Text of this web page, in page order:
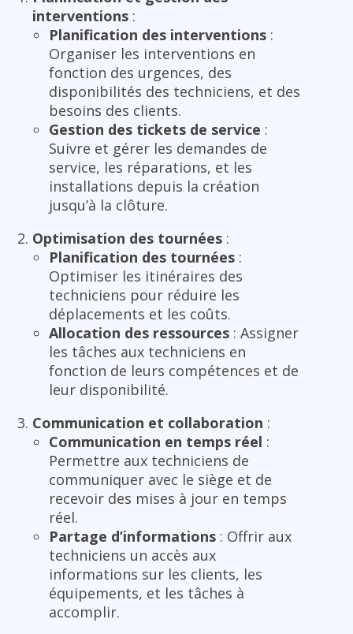
interventions :
Planification des interventions :
Organiser les interventions en
fonction des urgences, des
disponibilités des techniciens, et des
besoins des clients.
Gestion des tickets de service :
Suivre et gérer les demandes de
service, les réparations, et les
installations depuis la création
jusqu’à la clôture.
Optimisation des tournées :
Planification des tournées :
Optimiser les itinéraires des
techniciens pour réduire les
déplacements et les coûts.
Allocation des ressources : Assigner
les tâches aux techniciens en
fonction de leurs compétences et de
leur disponibilité.
Communication et collaboration :
Communication en temps réel :
Permettre aux techniciens de
communiquer avec le siège et de
recevoir des mises à jour en temps
réel.
Partage d’informations : Offrir aux
techniciens un accès aux
informations sur les clients, les
équipements, et les tâches à
accomplir.